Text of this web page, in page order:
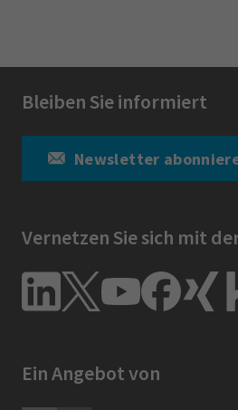
Bleiben Sie informiert
Newsletter
Vernetzen Sie sich mit
Ein Angebot von